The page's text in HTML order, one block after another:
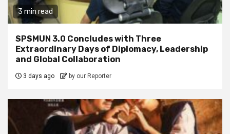
3 min read
SPSMUN 3.0 Concludes with Three
Extraordinary Days of Diplomacy, Leadership
and Global Collaboration
3 days ago by our Reporter